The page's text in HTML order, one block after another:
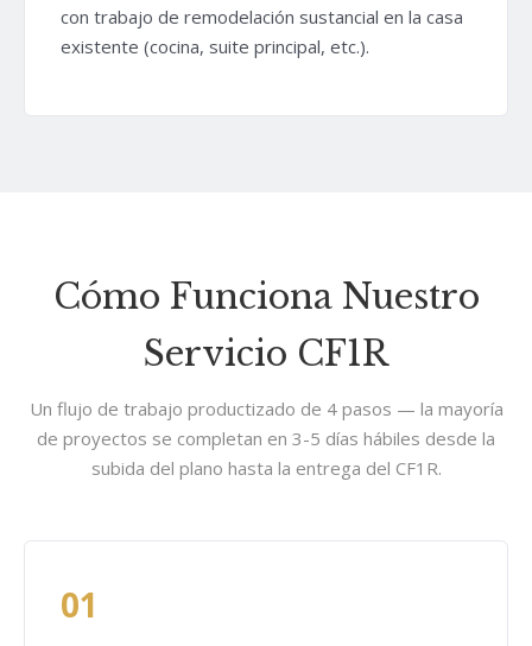
con trabajo de remodelación sustancial en la casa
existente (cocina, suite principal, etc.).
Cómo Funciona Nuestro
Servicio CF1R
Un flujo de trabajo productizado de 4 pasos — la mayoría
de proyectos se completan en 3-5 días hábiles desde la
subida del plano hasta la entrega del CF1R.
01